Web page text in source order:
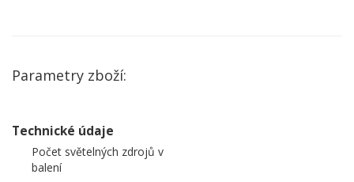
Parametry zboží:
Technické údaje
Počet světelných zdrojů v
balení